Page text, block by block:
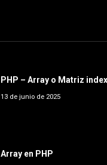
PHP – Array o Matriz
13 de junio de 2025
Array en PHP